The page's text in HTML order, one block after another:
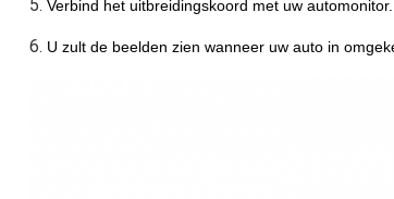
5. Verbind het uitbreidingskoord met uw automonitor.
6. U zult de beelden zien wanneer uw auto in